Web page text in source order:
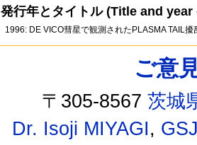
発行年とタイトル (Title and
1996: DE VICO彗星で観測されたPLASMA TAIL
ご意
〒305-8567茨城
Dr. Isoji MIYAGI, GSJ